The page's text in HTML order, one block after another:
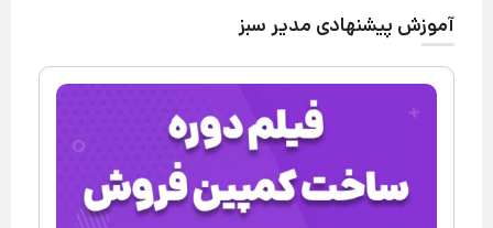
آموزش پیشنهادی مدیر سبز